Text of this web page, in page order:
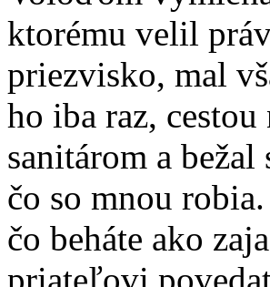
ktorému velil
priezvisko, mal
ho iba raz,
sanitárom a
čo so mnou
čo beháte ako
priateľovi